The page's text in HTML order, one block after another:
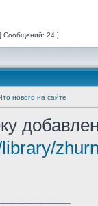
[ Сообщений: 24 ]
нового на сайте